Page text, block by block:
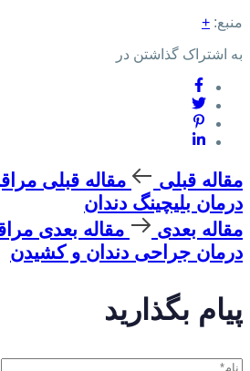
منبع: +
به اشتراک گذاشتن در
مقاله قبلی مقاله قبلی
درمان بلیچینگ دندان
مقاله بعدی
مقاله بعدی
درمان جراحی دندان و کشیدن
پیام بگذارید